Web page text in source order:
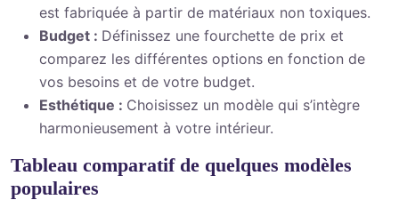
est fabriquée à partir de matériaux non toxiques.
Budget : Définissez une fourchette de prix et
comparez les différentes options en fonction de
vos besoins et de votre budget.
Esthétique : Choisissez un modèle qui s’intègre
harmonieusement à votre intérieur.
Tableau comparatif de quelques modèles
populaires